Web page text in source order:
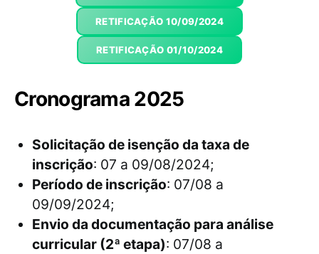
RETIFICAÇÃO 10/09/2024
RETIFICAÇÃO 01/10/2024
Cronograma 2025
Solicitação de isenção da taxa de
inscrição: 07 a 09/08/2024;
Período de inscrição: 07/08 a
09/09/2024;
Envio da documentação para análise
curricular (2ª etapa): 07/08 a